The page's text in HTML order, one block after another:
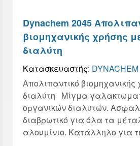
Dynachem 2045
βιομηχανικής χρήσης
διαλύτη
Κατασκευαστής: DYNACHEM
Aπολιπαντικό
διαλύτη Mίγμα
οργανικών διαλυτών.
διαβρωτικό για όλα τα
αλουμίνιο. Κατάλληλο για